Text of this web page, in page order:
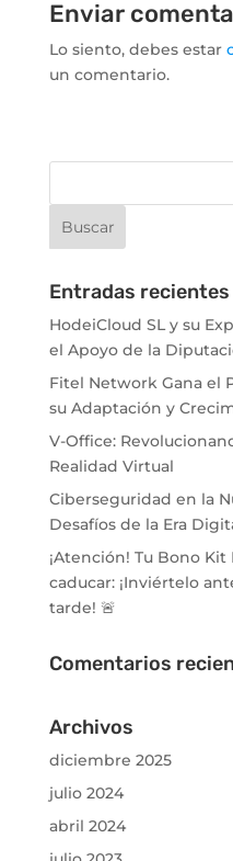
Enviar
Lo siento, debes estar
un comentario.
Entradas recientes
HodeiCloud SL y su
el Apoyo de la
Fitel Network Gana el
su Adaptación y
V-Office:
Realidad Virtual
Ciberseguridad en la
Desafíos de la Era
¡Atención! Tu Bono
caducar: ¡Inviértelo
tarde! 🚨
Comentarios
Archivos
diciembre 2025
julio 2024
abril 2024